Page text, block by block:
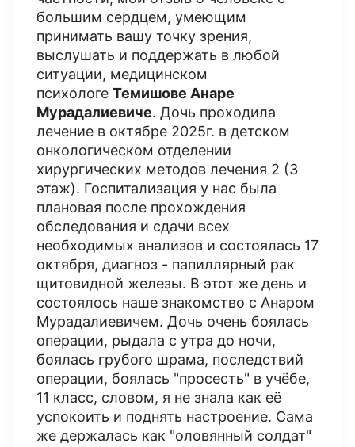
большим сердцем, умеющим
принимать вашу точку зрения,
выслушать и поддержать в любой
ситуации, медицинском
психологе Темишове Анаре
Мурадалиевиче. Дочь проходила
лечение в октябре 2025г. в детском
онкологическом отделении
хирургических методов лечения 2 (3
этаж). Госпитализация у нас была
плановая после прохождения
обследования и сдачи всех
необходимых анализов и состоялась 17
октября, диагноз - папиллярный рак
щитовидной железы. В этот же день и
состоялось наше знакомство с Анаром
Мурадалиевичем. Дочь очень боялась
операции, рыдала с утра до ночи,
боялась грубого шрама, последствий
операции, боялась "просесть" в учёбе,
11 класс, словом, я не знала как её
успокоить и поднять настроение. Сама
же держалась как "оловянный солдат"